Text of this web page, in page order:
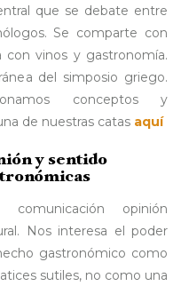
que se debate entre
Se comparte con
con vinos y gastronomía.
del simposio griego.
conceptos y
de nuestras catas aquí
y sentido
opinión
Nos interesa el poder
gastronómico como
sutiles, no como una